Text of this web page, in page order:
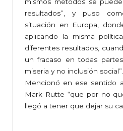
resultados”, y puso
situación en Europa,
aplicando la misma
diferentes resultados,
un fracaso en todas
miseria y no inclusión social”.
Mencionó en ese sentido
Mark Rutte “que por no
llegó a tener que dejar su